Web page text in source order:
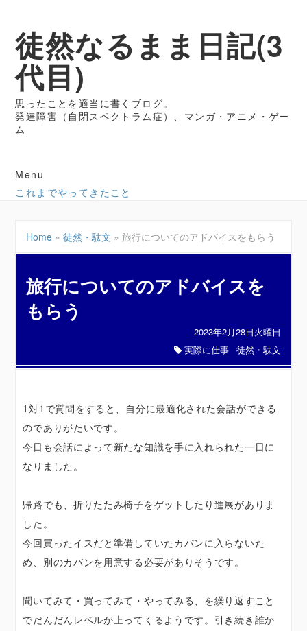
徒然なるまま日記(3
代目)
思ったことを適当に書くブログ。
発達障害（自閉スペクトラム症）、マンガ・アニメ・ゲー
ム
Menu
これまでやってきたこと
Home »徒然・駄文 »旅行についてのアドバイスをもらう
旅行についてのアドバイスを
もらう
2023年2月28日火曜日
実際に仕事 徒然・駄文
1対1で質問をすると、自分に最適化された会話ができる
のでありがたいです。
今日も会話によって新たな知識を手に入れられた一日に
なりました。
帰路でも、折りたたみ椅子をゲットしたり進展がありま
した。
今回買ったイスだと準備していたカバンに入らないた
め、別のカバンを用意する必要がありそうです。
聞いてみて・買ってみて・やってみる、を繰り返すこと
でだんだんレベルが上ってくるようです。引き続き誰か